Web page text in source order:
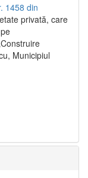
1458 din
privată, care
Municipiul